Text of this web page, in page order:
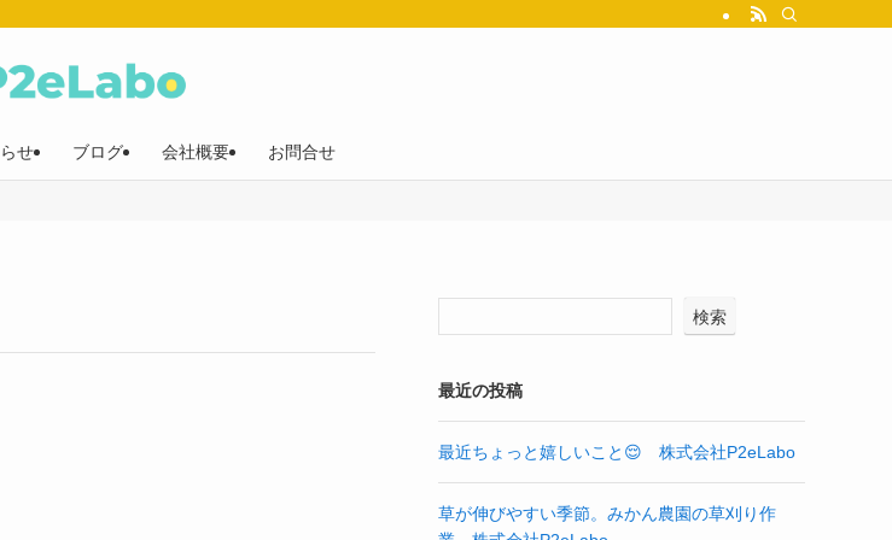
せ ブログ 会社概要 お問合せ
検索
最近の投稿
最近ちょっと嬉しいこと😌 株式会社P2eLabo
草が伸びやすい季節。みかん農園の草刈り作